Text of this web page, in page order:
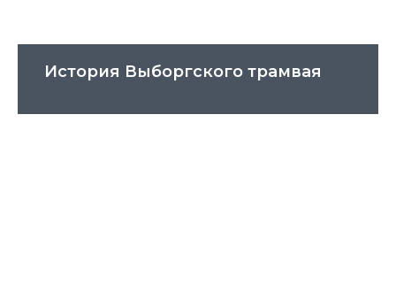
История Выборгского трамвая